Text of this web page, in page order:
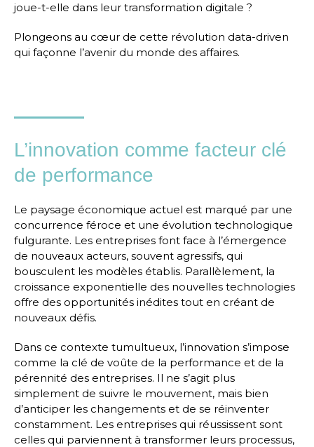
joue-t-elle dans leur transformation digitale ?
Plongeons au cœur de cette révolution data-driven
qui façonne l’avenir du monde des affaires.
L’innovation comme facteur clé
de performance
Le paysage économique actuel est marqué par une
concurrence féroce et une évolution technologique
fulgurante. Les entreprises font face à l’émergence
de nouveaux acteurs, souvent agressifs, qui
bousculent les modèles établis. Parallèlement, la
croissance exponentielle des nouvelles technologies
offre des opportunités inédites tout en créant de
nouveaux défis.
Dans ce contexte tumultueux, l’innovation s’impose
comme la clé de voûte de la performance et de la
pérennité des entreprises. Il ne s’agit plus
simplement de suivre le mouvement, mais bien
d’anticiper les changements et de se réinventer
constamment. Les entreprises qui réussissent sont
celles qui parviennent à transformer leurs processus,